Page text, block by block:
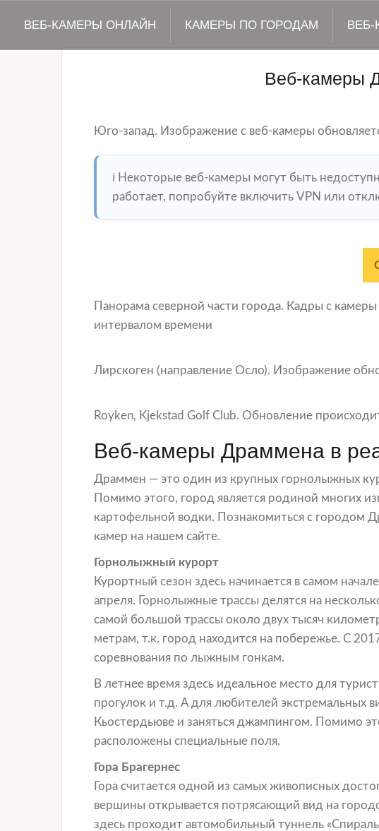
ВЕБ-КАМЕРЫ ОНЛАЙН КАМЕРЫ ПО ГОРОДАМ ВЕБ-
Веб-камеры
Юго-запад. Изображение с веб-камеры
ℹ️ Некоторые веб-камеры могут быть
работает, попробуйте включить VPN или
Панорама северной части города. Кадры с
интервалом времени
Лирскоген (направление Осло). Изображение
Royken, Kjekstad Golf Club. Обновление
Веб-камеры Драммена в
Драммен — это один из крупных горнолыжных
Помимо этого, город является родиной многих
картофельной водки. Познакомиться с
камер на нашем сайте.
Горнолыжный курорт
Курортный сезон здесь начинается в самом
апреля. Горнолыжные трассы делятся на
самой большой трассы около двух тысяч
метрам, т.к. город находится на побережье. С
соревнования по лыжным гонкам.
В летнее время здесь идеальное место для
прогулок и т.д. А для любителей экстремальных
Кьостердьюве и заняться джампингом. Помимо
расположены специальные поля.
Гора Брагернес
Гора считается одной из самых живописных
вершины открывается потрясающий вид на
здесь проходит автомобильный туннель